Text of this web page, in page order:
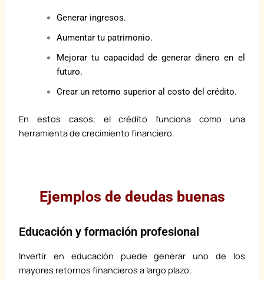
Generar ingresos.
Aumentar tu patrimonio.
Mejorar tu capacidad de generar dinero en el
futuro.
Crear un retorno superior al costo del crédito.
En estos casos, el crédito funciona como una
herramienta de crecimiento financiero.
Ejemplos de deudas buenas
Educación y formación profesional
Invertir en educación puede generar uno de los
mayores retornos financieros a largo plazo.